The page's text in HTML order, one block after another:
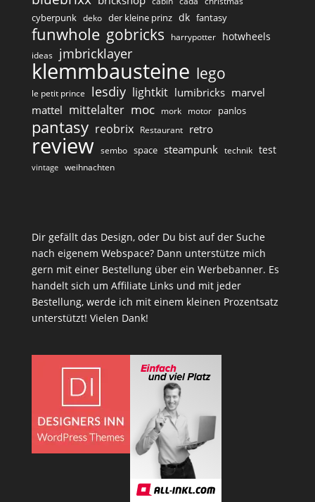
cyberpunk deko der kleine prinz dk fantasy
funwhole gobricks harrypotter hotwheels
ideas jmbricklayer
klemmbausteine lego
le petit prince lesdiy lightkit lumibricks marvel
mattel mittelalter moc mork motor panlos
pantasy reobrix Restaurant retro
review sembo space steampunk technik test
vintage weihnachten
Dir gefällt das Design, oder Du bist auf der Suche
nach eigenem Webspace? Dann unterstütze mich
gern mit einer Bestellung über ein Werbebanner. Es
handelt sich um Affiliate Links und mit jeder
Bestellung, werde ich mit einem kleinen Prozentsatz
unterstützt! Vielen Dank!